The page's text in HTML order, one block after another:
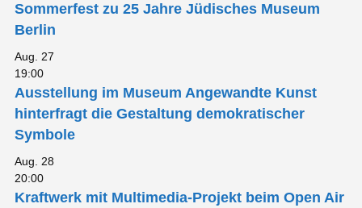
Sommerfest zu 25 Jahre Jüdisches Museum
Berlin
Aug. 27
19:00
Ausstellung im Museum Angewandte Kunst
hinterfragt die Gestaltung demokratischer
Symbole
Aug. 28
20:00
Kraftwerk mit Multimedia-Projekt beim Open Air